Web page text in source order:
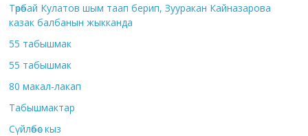
Төрөбай Кулатов шым таап берип, Зууракан Кайназарова
казак балбанын жыкканда
55 табышмак
55 табышмак
80 макал-лакап
Табышмактар
Сүйлөбөс кыз